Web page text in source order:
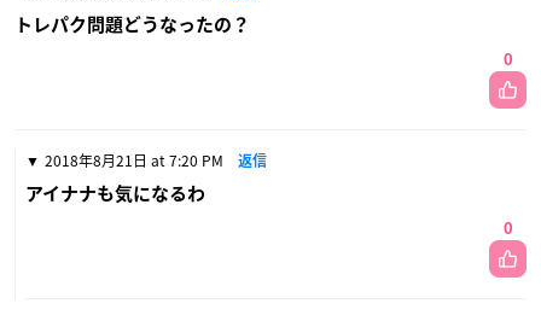
トレパク問題どうなったの？
0
2018年8月21日 at 7:20 PM 返信
アイナナも気になるわ
0